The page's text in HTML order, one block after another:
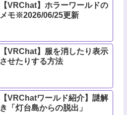
【VRChat】ホラーワールドの
メモ※2026/06/25更新
【VRChat】服を消したり表示
させたりする方法
【VRChatワールド紹介】謎解
き「灯台島からの脱出」